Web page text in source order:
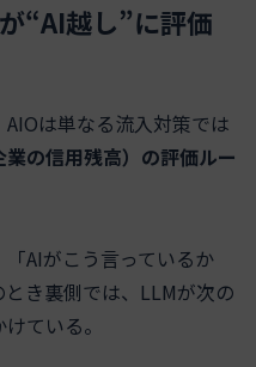
“AI越し”に評価
は単なる流入対策では
の信用残高）の評価ルー
AIがこう言っているか
き裏側では、LLMが次の
ている。